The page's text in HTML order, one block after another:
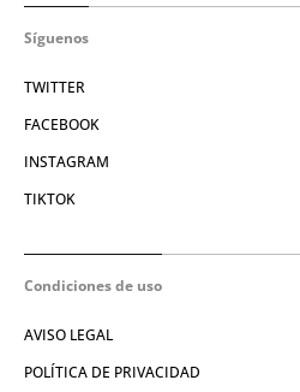
Síguenos
TWITTER
FACEBOOK
INSTAGRAM
TIKTOK
Condiciones de uso
AVISO LEGAL
POLÍTICA DE PRIVACIDAD